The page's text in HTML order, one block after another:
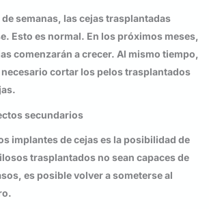
de semanas, las cejas trasplantadas
Esto es normal. En los próximos meses,
comenzarán a crecer. Al mismo tiempo,
necesario cortar los pelos trasplantados
secundarios
implantes de cejas es la posibilidad de
trasplantados no sean capaces de
es posible volver a someterse al